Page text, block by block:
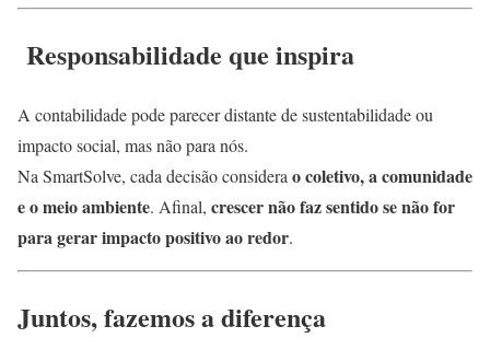
Responsabilidade que inspira
A contabilidade pode parecer distante de sustentabilidade ou
impacto social, mas não para nós.
Na SmartSolve, cada decisão considera o coletivo, a comunidade
e o meio ambiente. Afinal, crescer não faz sentido se não for
para gerar impacto positivo ao redor.
Juntos, fazemos a diferença